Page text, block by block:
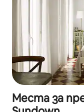
Места за